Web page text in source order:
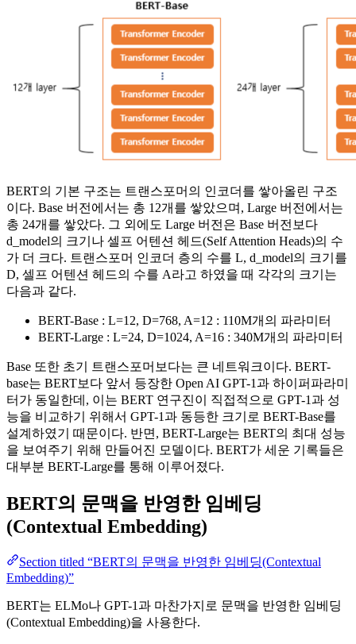
BERT의 기본 구조는 트랜스포머의 인코더를 쌓아올린 구조
이다. Base 버전에서는 총 12개를 쌓았으며, Large 버전에서는
총 24개를 쌓았다. 그 외에도 Large 버전은 Base 버전보다
d_model의 크기나 셀프 어텐션 헤드(Self Attention Heads)의 수
가 더 크다. 트랜스포머 인코더 층의 수를 L, d_model의 크기를
D, 셀프 어텐션 헤드의 수를 A라고 하였을 때 각각의 크기는
다음과 같다.
BERT-Base : L=12, D=768, A=12 : 110M개의 파라미터
BERT-Large : L=24, D=1024, A=16 : 340M개의 파라미터
Base 또한 초기 트랜스포머보다는 큰 네트워크이다. BERT-
base는 BERT보다 앞서 등장한 Open AI GPT-1과 하이퍼파라미
터가 동일한데, 이는 BERT 연구진이 직접적으로 GPT-1과 성
능을 비교하기 위해서 GPT-1과 동등한 크기로 BERT-Base를
설계하였기 때문이다. 반면, BERT-Large는 BERT의 최대 성능
을 보여주기 위해 만들어진 모델이다. BERT가 세운 기록들은
대부분 BERT-Large를 통해 이루어졌다.
BERT의 문맥을 반영한 임베딩
(Contextual Embedding)
Section titled “BERT의 문맥을 반영한 임베딩(Contextual
Embedding)”
BERT는 ELMo나 GPT-1과 마찬가지로 문맥을 반영한 임베딩
(Contextual Embedding)을 사용한다.